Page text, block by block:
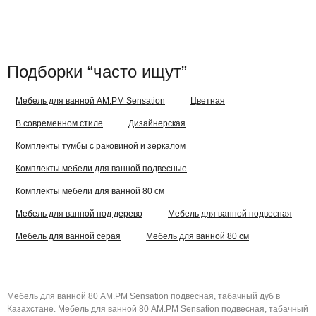
Подборки “часто ищут”
Мебель для ванной AM.PM Sensation Цветная
В современном стиле Дизайнерская
Комплекты тумбы с раковиной и зеркалом
Комплекты мебели для ванной подвесные
Комплекты мебели для ванной 80 см
Мебель для ванной под дерево Мебель для ванной подвесная
Мебель для ванной серая Мебель для ванной 80 см
Мебель для ванной 80 AM.PM Sensation подвесная, табачный дуб в
Казахстане. Мебель для ванной 80 AM.PM Sensation подвесная, табачный